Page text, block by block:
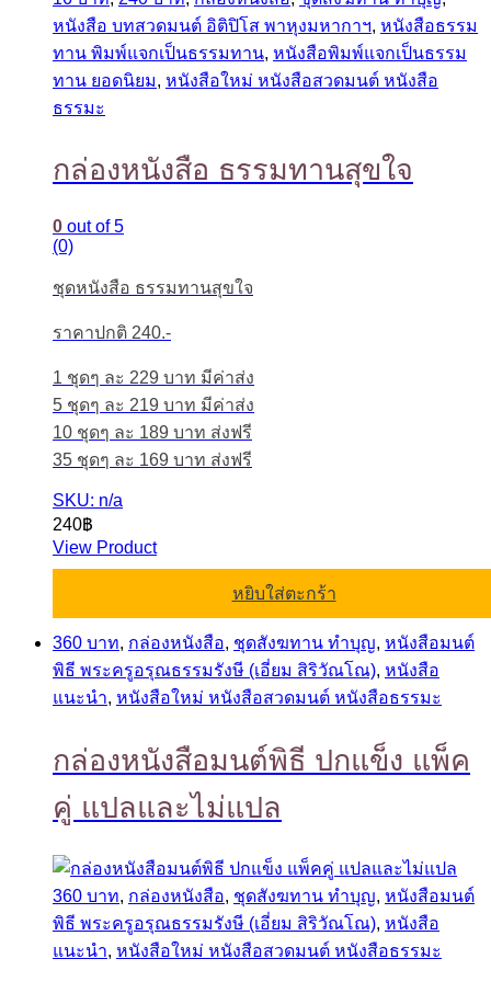
หนังสือ บทสวดมนต์ อิติปิโส พาหุงมหากาฯ, หนังสือธรรม
ทาน พิมพ์แจกเป็นธรรมทาน, หนังสือพิมพ์แจกเป็นธรรม
ทาน ยอดนิยม, หนังสือใหม่ หนังสือสวดมนต์ หนังสือ
ธรรมะ
กล่องหนังสือ ธรรมทานสุขใจ
0 out of 5
(0)
ชุดหนังสือ ธรรมทานสุขใจ
ราคาปกติ 240.-
1 ชุดๆ ละ 229 บาท มีค่าส่ง
5 ชุดๆ ละ 219 บาท มีค่าส่ง
10 ชุดๆ ละ 189 บาท ส่งฟรี
35 ชุดๆ ละ 169 บาท ส่งฟรี
SKU: n/a
240฿
View Product
หยิบใส่ตะกร้า
360 บาท, กล่องหนังสือ, ชุดสังฆทาน ทำบุญ, หนังสือมนต์
พิธี พระครูอรุณธรรมรังษี (เอี่ยม สิริวัณโณ), หนังสือ
แนะนำ, หนังสือใหม่ หนังสือสวดมนต์ หนังสือธรรมะ
กล่องหนังสือมนต์พิธี ปกแข็ง แพ็ค
คู่ แปลและไม่แปล
360 บาท, กล่องหนังสือ, ชุดสังฆทาน ทำบุญ, หนังสือมนต์
พิธี พระครูอรุณธรรมรังษี (เอี่ยม สิริวัณโณ), หนังสือ
แนะนำ, หนังสือใหม่ หนังสือสวดมนต์ หนังสือธรรมะ